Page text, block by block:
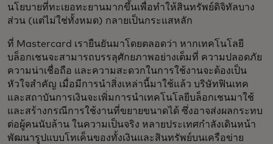
นโยบายที่ทะเยอทะยานมากขึ้นเพื่อทำให้สินทรัพย์ดิจิทัลบาง
ส่วน (แต่ไม่ใช่ทั้งหมด) กลายเป็นกระแสหลัก
ที่ Mastercard เรายืนยันมาโดยตลอดว่า หากเทคโนโลยี
บล็อกเชนจะสามารถบรรลุศักยภาพอย่างเต็มที่ ความปลอดภัย
ความน่าเชื่อถือ และความสะดวกในการใช้งานจะต้องเป็น
หัวใจสำคัญ เมื่อมีการนำสิ่งเหล่านี้มาใช้แล้ว บริษัทฟินเทค
และสถาบันการเงินจะเพิ่มการนำเทคโนโลยีบล็อกเชนมาใช้
และสร้างกรณีการใช้งานที่ขยายขนาดได้ ซึ่งอาจส่งผลกระทบ
ต่อผู้คนนับล้าน ในความเป็นจริง หลายประเทศกำลังเดินหน้า
พัฒนารูปแบบโทเค็นของทั้งเงินและสินทรัพย์บนเครือข่าย